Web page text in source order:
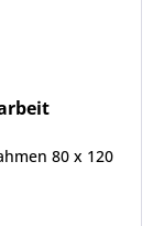
80 x 120